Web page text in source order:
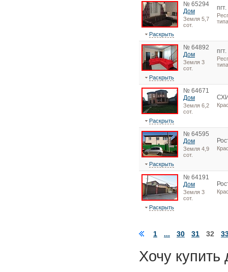
№ 65294
Дом
Земля 5,7
сот.
Раскрыть
№ 64892
Дом
Земля 3
сот.
Раскрыть
№ 64671
Дом
Земля 6,2
сот.
Раскрыть
№ 64595
Дом
Земля 4,9
сот.
Раскрыть
№ 64191
Дом
Земля 3
сот.
Раскрыть
1 ... 30 31 32
Хочу купить